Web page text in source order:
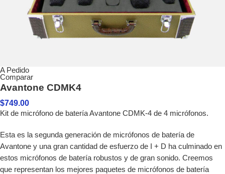
A Pedido
Comparar
Avantone CDMK4
$749.00
Kit de micrófono de batería Avantone CDMK-4 de 4 micrófonos.
Esta es la segunda generación de micrófonos de batería de
Avantone y una gran cantidad de esfuerzo de I + D ha culminado en
estos micrófonos de batería robustos y de gran sonido. Creemos
que representan los mejores paquetes de micrófonos de batería